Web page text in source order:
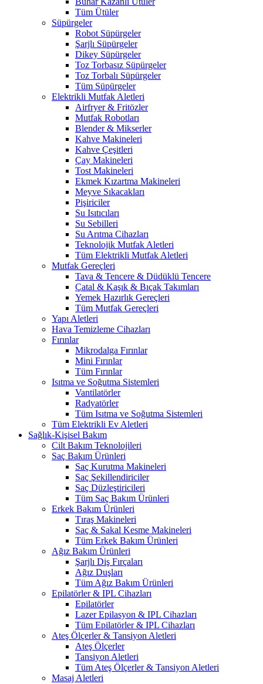
Tüm Ütüler
Süpürgeler
Robot Süpürgeler
Şarjlı Süpürgeler
Dikey Süpürgeler
Toz Torbasız Süpürgeler
Toz Torbalı Süpürgeler
Tüm Süpürgeler
Elektrikli Mutfak Aletleri
Airfryer & Fritözler
Mutfak Robotları
Blender & Mikserler
Kahve Makineleri
Kahve Çeşitleri
Çay Makineleri
Tost Makineleri
Ekmek Kızartma Makineleri
Meyve Sıkacakları
Pişiriciler
Su Isıtıcıları
Su Sebilleri
Su Arıtma Cihazları
Teknolojik Mutfak Aletleri
Tüm Elektrikli Mutfak Aletleri
Mutfak Gereçleri
Tava & Tencere & Düdüklü Tencere
Çatal & Kaşık & Bıçak Takımları
Yemek Hazırlık Gereçleri
Tüm Mutfak Gereçleri
Yapı Aletleri
Hava Temizleme Cihazları
Fırınlar
Mikrodalga Fırınlar
Mini Fırınlar
Tüm Fırınlar
Isıtma ve Soğutma Sistemleri
Vantilatörler
Radyatörler
Tüm Isıtma ve Soğutma Sistemleri
Tüm Elektrikli Ev Aletleri
Sağlık-Kişisel Bakım
Cilt Bakım Teknolojileri
Saç Bakım Ürünleri
Saç Kurutma Makineleri
Saç Şekillendiriciler
Saç Düzleştiricileri
Tüm Saç Bakım Ürünleri
Erkek Bakım Ürünleri
Tıraş Makineleri
Saç & Sakal Kesme Makineleri
Tüm Erkek Bakım Ürünleri
Ağız Bakım Ürünleri
Şarjlı Diş Fırçaları
Ağız Duşları
Tüm Ağız Bakım Ürünleri
Epilatörler & IPL Cihazları
Epilatörler
Lazer Epilasyon & IPL Cihazları
Tüm Epilatörler & IPL Cihazları
Ateş Ölçerler & Tansiyon Aletleri
Ateş Ölçerler
Tansiyon Aletleri
Tüm Ateş Ölçerler & Tansiyon Aletleri
Masaj Aletleri